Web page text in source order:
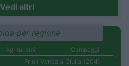
Vedi altri
per regione
Agriturismi
Campeggi
Friuli Venezia Giulia (204)